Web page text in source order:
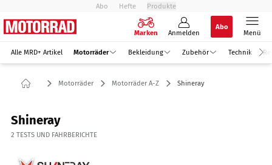
Abo Hefte Produkte
Marken Anmelden
Abo
Menü
Alle MRD+ Artikel Motorräder Bekleidung Zubehör Technik
Motorräder Motorräder A-Z Shineray
Shineray
2 TESTS UND FAHRBERICHTE